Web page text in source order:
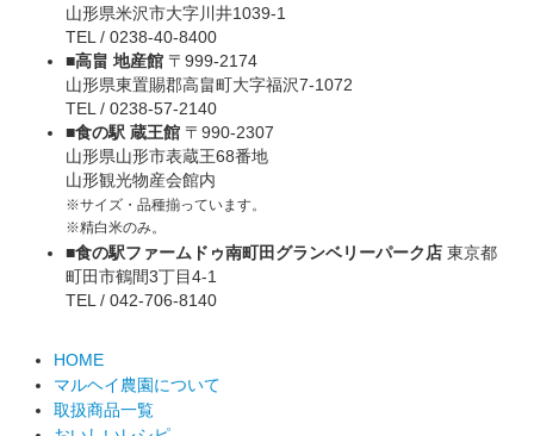
山形県米沢市大字川井1039-1
TEL / 0238-40-8400
■高畠 地産館 〒999-2174
山形県東置賜郡高畠町大字福沢7-1072
TEL / 0238-57-2140
■食の駅 蔵王館 〒990-2307
山形県山形市表蔵王68番地
山形観光物産会館内
※サイズ・品種揃っています。
※精白米のみ。
■食の駅ファームドゥ南町田グランベリーパーク店 東京都
町田市鶴間3丁目4-1
TEL / 042-706-8140
HOME
マルヘイ農園について
取扱商品一覧